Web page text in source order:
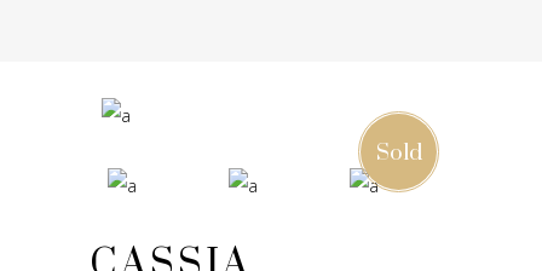
Sold